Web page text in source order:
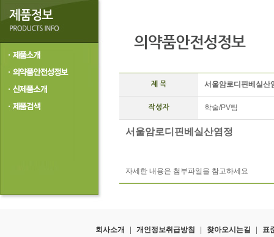
서울암로디핀베실산
학술/PV팀
서울암로디핀베실산염정
자세한 내용은 첨부파일을 참고하세요
회사소개 개인정보취급방침 찾아오시는길
표